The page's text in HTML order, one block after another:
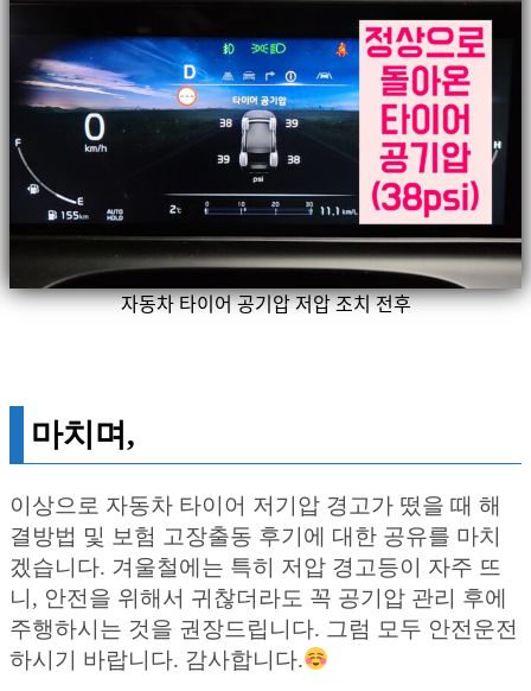
자동차 타이어 공기압 저압 조치 전후
마치며,
이상으로 자동차 타이어 저기압 경고가 떴을 때 해
결방법 및 보험 고장출동 후기에 대한 공유를 마치
겠습니다. 겨울철에는 특히 저압 경고등이 자주 뜨
니, 안전을 위해서 귀찮더라도 꼭 공기압 관리 후에
주행하시는 것을 권장드립니다. 그럼 모두 안전운전
하시기 바랍니다. 감사합니다.